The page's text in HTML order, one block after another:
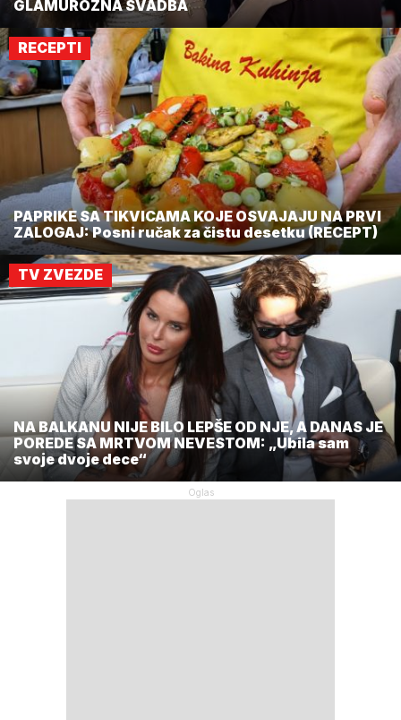
GLAMUROZNA SVADBA
RECEPTI
PAPRIKE SA TIKVICAMA KOJE OSVAJAJU NA PRVI
ZALOGAJ: Posni ručak za čistu desetku (RECEPT)
TV ZVEZDE
NA BALKANU NIJE BILO LEPŠE OD NJE, A DANAS JE
POREDE SA MRTVOM NEVESTOM: „Ubila sam
svoje dvoje dece“